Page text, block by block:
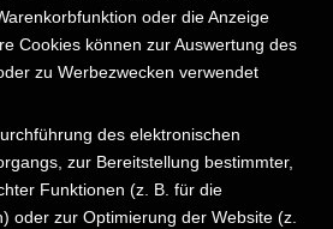
oder die Anzeige
Cookies können zur Auswertung des
zu Werbezwecken verwendet
des elektronischen
zur Bereitstellung bestimmter,
Funktionen (z. B. für die
oder zur Optimierung der Website (z.